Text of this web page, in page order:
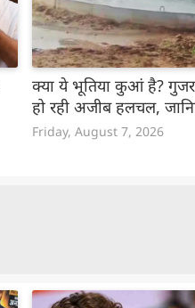
क्या ये भूतिया कुआं है?
हो रही अजीब हलचल,
Friday, August 7, 2026